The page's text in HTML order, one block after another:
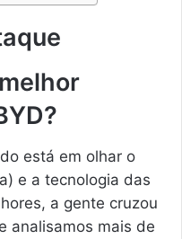
está em olhar o
e a tecnologia das
a gente cruzou
analisamos mais de